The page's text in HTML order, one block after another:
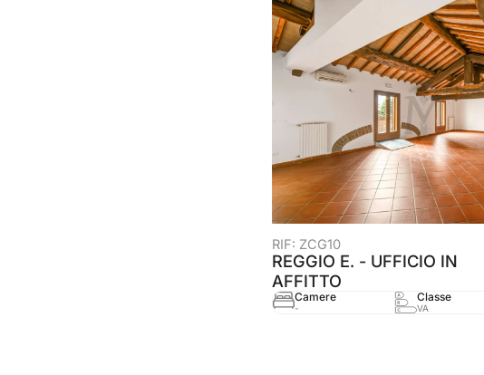
RIF: ZCG10
REGGIO E. - UFFICIO IN
AFFITTO
Camere
-
Classe
VA